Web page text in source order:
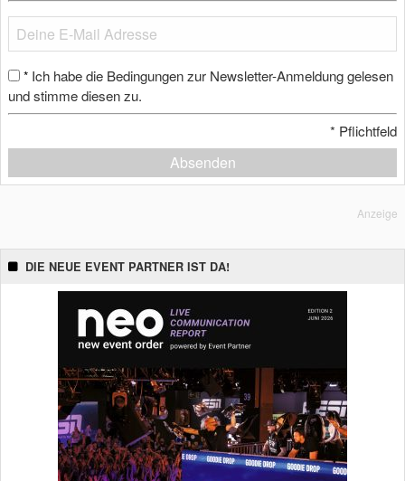
* Ich habe die Bedingungen zur Newsletter-Anmeldung gelesen
und stimme diesen zu.
* Pflichtfeld
Absenden
Anzeige
DIE NEUE EVENT PARTNER IST DA!